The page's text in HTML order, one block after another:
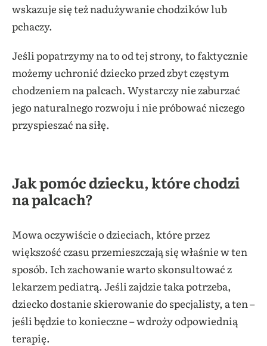
wskazuje się też nadużywanie chodzików lub
pchaczy.
Jeśli popatrzymy na to od tej strony, to faktycznie
możemy uchronić dziecko przed zbyt częstym
chodzeniem na palcach. Wystarczy nie zaburzać
jego naturalnego rozwoju i nie próbować niczego
przyspieszać na siłę.
Jak pomóc dziecku, które chodzi
na palcach?
Mowa oczywiście o dzieciach, które przez
większość czasu przemieszczają się właśnie w ten
sposób. Ich zachowanie warto skonsultować z
lekarzem pediatrą. Jeśli zajdzie taka potrzeba,
dziecko dostanie skierowanie do specjalisty, a ten –
jeśli będzie to konieczne – wdroży odpowiednią
terapię.